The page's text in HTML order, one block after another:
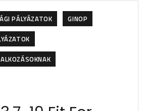
PÁLYÁZATOK
GINOP